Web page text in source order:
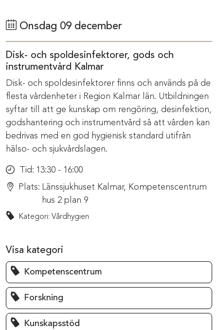
Onsdag 09 december
Disk- och spoldesinfektorer, gods och
instrumentvård Kalmar
Disk- och spoldesinfektorer finns och används på de
flesta vårdenheter i Region Kalmar län. Utbildningen
syftar till att ge kunskap om rengöring, desinfektion,
godshantering och instrumentvård så att vården kan
bedrivas med en god hygienisk standard utifrån
hälso- och sjukvårdslagen.
Tid: 13:30 - 16:00
Plats: Länssjukhuset Kalmar, Kompetenscentrum
hus 2 plan 9
Kategori: Vårdhygien
Visa kategori
Kompetenscentrum
Forskning
Kunskapsstöd